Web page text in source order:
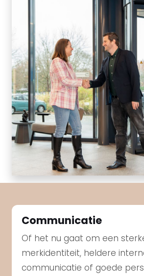
Communicatie
Of het nu gaat om een
merkidentiteit, heldere
communicatie of goede